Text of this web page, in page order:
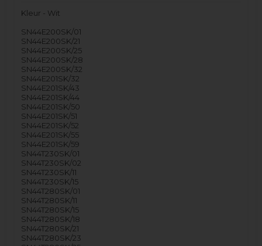
Kleur - Wit
SN44E200SK/01
SN44E200SK/21
SN44E200SK/25
SN44E200SK/28
SN44E200SK/32
SN44E201SK/32
SN44E201SK/43
SN44E201SK/44
SN44E201SK/50
SN44E201SK/51
SN44E201SK/52
SN44E201SK/55
SN44E201SK/59
SN44T230SK/01
SN44T230SK/02
SN44T230SK/11
SN44T230SK/15
SN44T280SK/01
SN44T280SK/11
SN44T280SK/15
SN44T280SK/18
SN44T280SK/21
SN44T280SK/23